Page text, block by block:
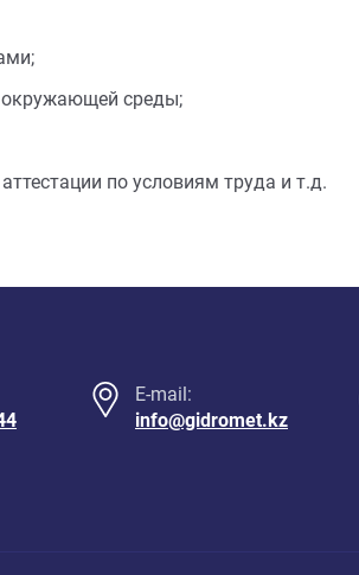
окружающей среды;
по условиям труда и т.д.
E-mail:
info@gidromet.kz